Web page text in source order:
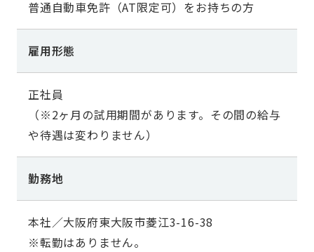
普通自動車免許（AT限定可）をお持ちの方
雇用形態
正社員
（※2ヶ月の試用期間があります。その間の給与
や待遇は変わりません）
勤務地
本社／大阪府東大阪市菱江3-16-38
※転勤はありません。